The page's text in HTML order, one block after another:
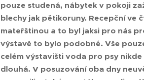
pouze studená, nábytek v pokoji
blechy jak pětikoruny. Recepční ve
mateřštinou a to byl jaksi pro nás
výstavě to bylo podobné. Vše
celém výstavišti voda pro psy
dlouhá. V posuzování oba dny